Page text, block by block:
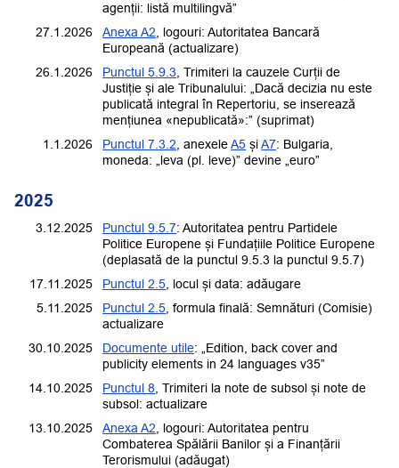
agenții: listă multilingvă”
27.1.2026
Anexa A2 , logouri:Autoritatea Bancară
Europeană (actualizare)
26.1.2026
Punctul 5.9.3 , Trimiteri la cauzele Curții de
Justiție și ale Tribunalului: „Dacă decizia nu este
publicată integral în Repertoriu, se inserează
mențiunea «nepublicată»:” (suprimat)
1.1.2026
Punctul 7.3.2 , anexeleA5 șiA7: Bulgaria,
moneda: „leva (pl. leve)” devine „euro”
2025
3.12.2025 Punctul 9.5.7: Autoritatea pentru Partidele
Politice Europene și Fundațiile Politice Europene
(deplasată de la punctul 9.5.3 la punctul 9.5.7)
17.11.2025
Punctul 2.5 , locul și data: adăugare
5.11.2025
Punctul 2.5 , formula finală: Semnături (Comisie)
actualizare
30.10.2025
Documente utile: „Edition, back cover and
publicity elements in 24 languages v35”
14.10.2025
Punctul 8 , Trimiteri la note de subsol și note de
subsol: actualizare
13.10.2025
Anexa A2 , logouri:Autoritatea pentru
Combaterea Spălării Banilor și a Finanțării
Terorismului (adăugat)